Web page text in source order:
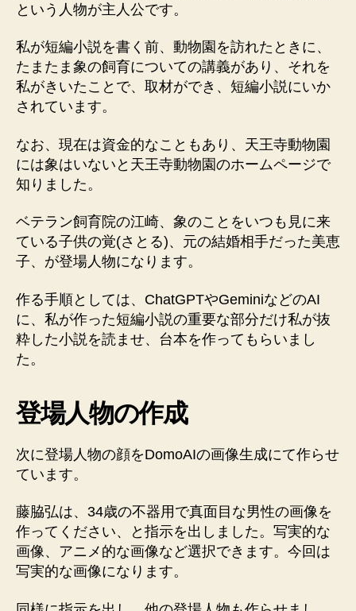
という人物が主人公です。
私が短編小説を書く前、動物園を訪れたときに、
たまたま象の飼育についての講義があり、それを
私がきいたことで、取材ができ、短編小説にいか
されています。
なお、現在は資金的なこともあり、天王寺動物園
には象はいないと天王寺動物園のホームページで
知りました。
ベテラン飼育院の江崎、象のことをいつも見に来
ている子供の覚(さとる)、元の結婚相手だった美恵
子、が登場人物になります。
作る手順としては、ChatGPTやGeminiなどのAI
に、私が作った短編小説の重要な部分だけ私が抜
粋した小説を読ませ、台本を作ってもらいまし
た。
登場人物の作成
次に登場人物の顔をDomoAIの画像生成にて作らせ
ています。
藤脇弘は、34歳の不器用で真面目な男性の画像を
作ってください、と指示を出しました。写実的な
画像、アニメ的な画像など選択できます。今回は
写実的な画像になります。